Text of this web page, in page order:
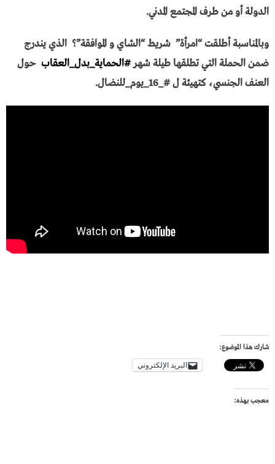
الدولة أو من طرف المجتمع المدني.
وبالمناسبة أطلقت “امرأة” شريط “الشاي و الموافقة”؟ الذي يندرج
ضمن الحملة التي تطلقها طيلة شهر#الحماية_بدل_العقاب حول
العنف الجنسي، كتهيئة ل #_16_يوم_للنضال.
شارك هذا الموضوع:
البريد الإلكتروني
معجب بهذه: